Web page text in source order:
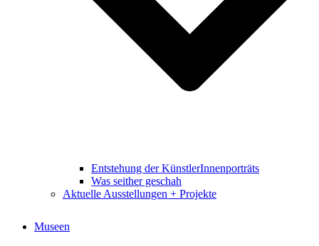
Entstehung der KünstlerInnenporträts
Was seither geschah
Aktuelle Ausstellungen + Projekte
Museen